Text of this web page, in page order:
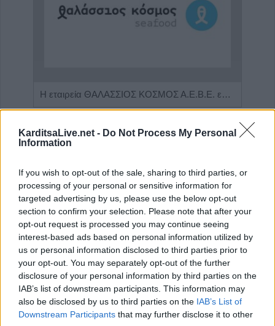
KarditsaLive.net - Do Not Process My Personal
Information
If you wish to opt-out of the sale, sharing to third parties, or
processing of your personal or sensitive information for
targeted advertising by us, please use the below opt-out
section to confirm your selection. Please note that after your
opt-out request is processed you may continue seeing
interest-based ads based on personal information utilized by
us or personal information disclosed to third parties prior to
your opt-out. You may separately opt-out of the further
disclosure of your personal information by third parties on the
IAB’s list of downstream participants. This information may
also be disclosed by us to third parties on the IAB’s List of
Downstream Participants that may further disclose it to other
Η εταιρεία ΘΑΛΑΣΣΙΟΣ ΚΟΣΜΟΣ Α.Ε.Β.Ε. επιθυμεί να προσλάβει Αποθηκάριο
ΤΕΛΕΥΤΑΙΑ ΝΕΑ
Αρχιτεκτονικές μελέτες “VAIU”: Μια πιο
μοντέρνα εκδοχή του χώρου σας, με άνεση,
κομψότητα & στυλ!